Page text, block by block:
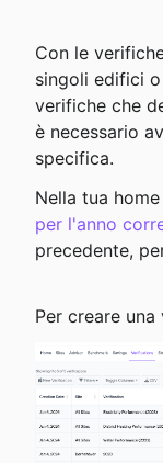
Con le
singoli edifici
verifiche che
è necessario
specifica.
Nella tua
per l'anno
precedente,
Per creare